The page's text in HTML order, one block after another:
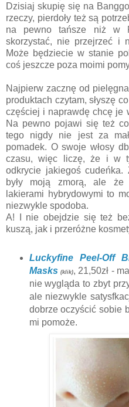
Dzisiaj skupię się na
rzeczy, pierdoły też są
na pewno tańsze niż w
skorzystać, nie przejrzeć i
Może będziecie w stanie
coś jeszcze poza moimi
Najpierw zacznę od
produktach czytam, słyszę
częściej i naprawdę chcę je
Na pewno pojawi się też
tego nigdy nie jest za
pomadek. O swoje włosy
czasu, więc liczę, że i w
odkrycie jakiegoś
były moją zmorą, ale
lakierami hybrydowymi to
niezwykle spodoba.
A! I nie obejdzie się też
kuszą, jak i przeróżne
Luckyfine Peel-Off
Masks (klik), 21,50zł -
nie wygląda to zbyt
ale niezwykle
dobrze oczyścić sobie
mi pomoże.